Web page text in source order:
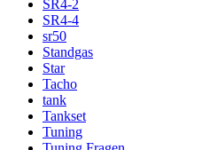
SR4-2
SR4-4
sr50
Standgas
Star
Tacho
tank
Tankset
Tuning